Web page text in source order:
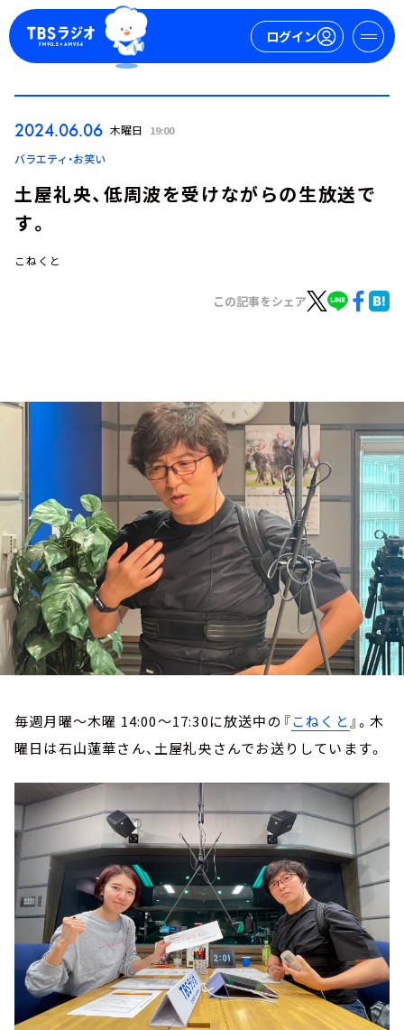
ログイン
ログイン
イベント・グッズ
2024.06.06 木曜日 19:00
バラエティ・お笑い
土屋礼央、低周波を受けながらの生放送で
す。
こねくと
この記事をシェア
毎週月曜～木曜 14:00～17:30に放送中の『こねくと』。木
曜日は石山蓮華さん、土屋礼央さんでお送りしています。